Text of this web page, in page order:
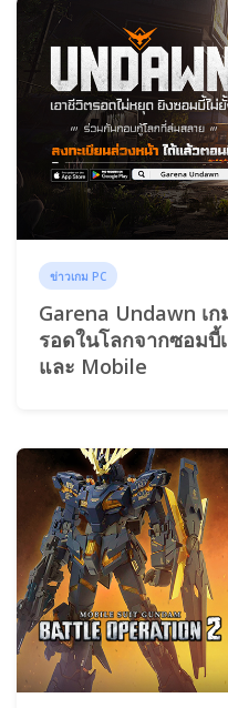
ข่าวเกม PC
Garena Undawn เ
รอดในโลกจากซอมบี้
และ Mobile